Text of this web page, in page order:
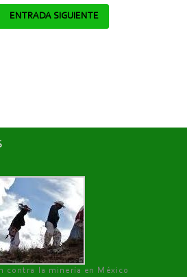
ENTRADA SIGUIENTE
contra la minería en México